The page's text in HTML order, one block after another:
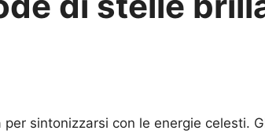
sintonizzarsi con le energie celesti.